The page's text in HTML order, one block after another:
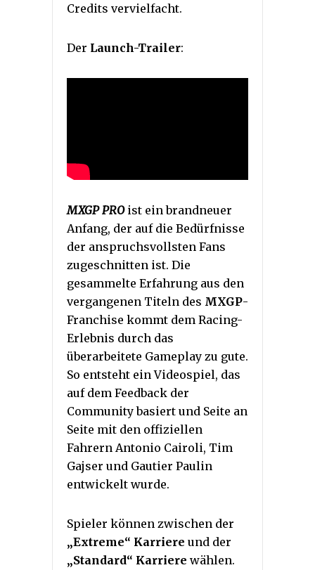
Credits vervielfacht.
Der Launch-Trailer:
MXGP PROist ein brandneuer
Anfang, der auf die Bedürfnisse
der anspruchsvollsten Fans
zugeschnitten ist. Die
gesammelte Erfahrung aus den
vergangenen Titeln des MXGP-
Franchise kommt dem Racing-
Erlebnis durch das
überarbeitete Gameplay zu gute.
So entsteht ein Videospiel, das
auf dem Feedback der
Community basiert und Seite an
Seite mit den offiziellen
Fahrern Antonio Cairoli, Tim
Gajser und Gautier Paulin
entwickelt wurde.
Spieler können zwischen der
„Extreme“ Karriere und der
„Standard“ Karriere wählen.